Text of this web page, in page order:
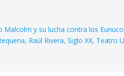
Malcolm y su lucha contra los
Raúl Rivera Siglo XX Teatro